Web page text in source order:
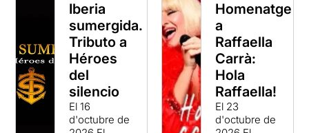
Iberia
sumergida.
Tributo a
Héroes
del
silencio
El 16
d'octubre de
Homenatge
a
Raffaella
Carrà:
Hola
Raffaella!
El 23
d'octubre de